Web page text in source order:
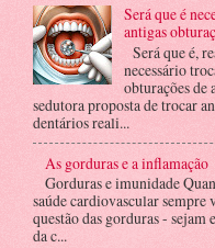
Será que é
antigas
Será que é,
necessário
obturações de
sedutora proposta de trocar
dentários reali...
As gorduras e a inflamação
Gorduras e imunidade
saúde cardiovascular sempre
questão das gorduras - sejam
da c...